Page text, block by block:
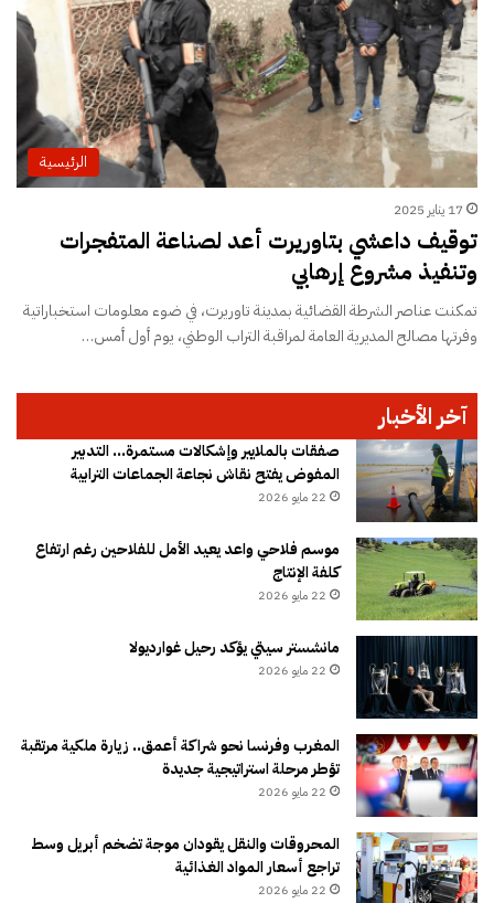
الرئيسية
17 يناير 2025
توقيف داعشي بتاوريرت أعد لصناعة المتفجرات
وتنفيذ مشروع إرهابي
تمكنت عناصر الشرطة القضائية بمدينة تاوريرت، في ضوء معلومات استخباراتية
وفرتها مصالح المديرية العامة لمراقبة التراب الوطني، يوم أول أمس…
آخر الأخبار
صفقات بالملايير وإشكالات مستمرة… التدبير
المفوض يفتح نقاش نجاعة الجماعات الترابية
22 مايو 2026
موسم فلاحي واعد يعيد الأمل للفلاحين رغم ارتفاع
كلفة الإنتاج
22 مايو 2026
مانشستر سيتي يؤكد رحيل غوارديولا
22 مايو 2026
المغرب وفرنسا نحو شراكة أعمق.. زيارة ملكية مرتقبة
تؤطر مرحلة استراتيجية جديدة
22 مايو 2026
المحروقات والنقل يقودان موجة تضخم أبريل وسط
تراجع أسعار المواد الغذائية
22 مايو 2026